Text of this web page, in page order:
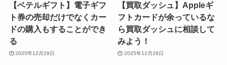
【ベテルギフト】電子ギフ
ト券の売却だけでなくカー
ドの購入もすることができ
る
2025年12月29日
【買取ダッシュ】Appleギ
フトカードが余っているな
ら買取ダッシュに相談して
みよう！
2025年12月29日